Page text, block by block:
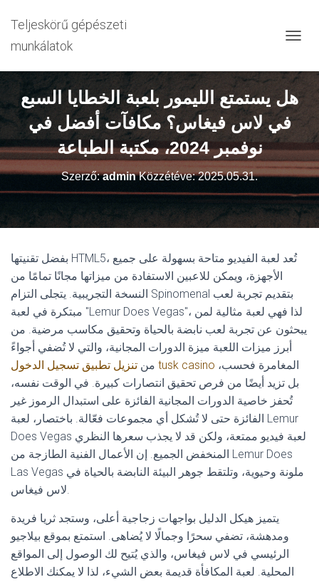
Teljeskörű gépészeti
munkálatok
V
G
Á
I
B
-
/
A
O
L
S
A
هل يستمتع الليمور بلعبة الخطايا السبع
في لاس فيغاس؟ مكافآت أفضل في
نوفمبر 2024، مكتبة الطباعة
Szerző:adminKözzétéve:2025.05.31.
بفضل تقنيتها HTML5، تُعد لعبة الفيديو متاحة بسهولة على جميع
الأجهزة، ويمكن للاعبين الاستفادة من ميزاتها مجانًا تمامًا من
النسخة التجريبية. يتجلى التزام Spinomenal بتقديم تجربة لعب
مبتكرة في لعبة "Lemur Does Vegas"، لذا فهي لعبة مثالية لمن
يبحثون عن تجربة لعب نابضة بالحياة وتحقيق مكاسب مرضية. من
أبرز ميزات اللعبة ميزة الدورات المجانية، والتي لا تُضفي أجواءً
من تنزيل تطبيق تسجيل الدخول tusk casino
بل تزيد أيضًا من فرص تحقيق انتصارات كبيرة. في الوقت نفسه،
تُحفز خاصية الدورات المجانية الفائزة على استبدال الرموز غير
الفائزة حتى لا تُشكل أي مجموعات فعّالة. باختصار، لعبة Lemur
Does Vegas لعبة فيديو ممتعة، ولكن قد لا يجذب سعرها النظري
المنخفض الجميع. إن الأعمال الفنية الطازجة من Lemur Does
Las Vegas ملونة وحيوية، وتلتقط جوهر البيئة النابضة بالحياة في
لاس فيغاس.
يتميز هيكل الدليل بواجهات زجاجية أعلى، وستجد ثريا فريدة
ومدهشة، تضفي سحرًا وجمالًا لا يُضاهى. استمتع بموقع بيلاجيو
الرئيسي في لاس فيغاس، والذي يُتيح لك الوصول إلى المواقع
المحلية. لعبة المكافأة قديمة بعض الشيء، لذا لا يمكنك الاطلاع